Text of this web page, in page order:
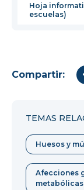
Hoja
escuelas)
Compartir:
TEMAS
Huesos y
Afecciones